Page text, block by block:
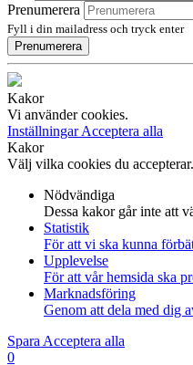
Prenumerera
Fyll i din mailadress och tryck enter
Prenumerera
Kakor
Vi använder cookies.
InställningarAcceptera alla
Kakor
Välj vilka cookies du accepterar.
Nödvändiga
Dessa kakor går inte att
Statistik
För att vi ska kunna
Upplevelse
För att vår hemsida ska
Marknadsföring
Genom att dela med dig
Spara Acceptera alla
0